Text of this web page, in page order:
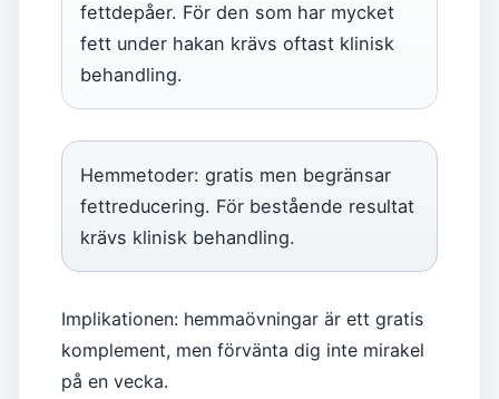
fettdepåer. För den som har mycket
fett under hakan krävs oftast klinisk
behandling.
Hemmetoder: gratis men begränsar
fettreducering. För bestående resultat
krävs klinisk behandling.
Implikationen: hemmaövningar är ett gratis
komplement, men förvänta dig inte mirakel
på en vecka.